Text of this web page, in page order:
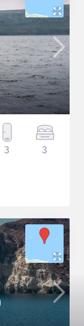
3 3